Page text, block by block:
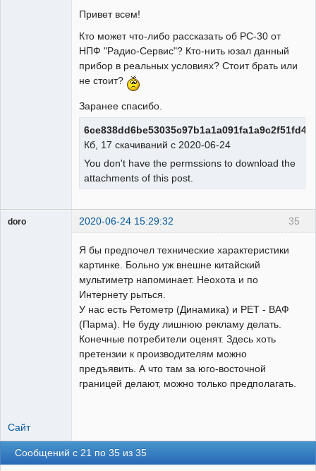
Привет всем!
Кто может что-либо рассказать об РС-30 от
НПФ "Радио-Сервис"? Кто-нить юзал данный
прибор в реальных условиях? Стоит брать или
не стоит?
Заранее спасибо.
Кб, 17 скачиваний с 2020-06-24
You don't have the permssions to download the
attachments of this post.
35
doro 2020-06-24 15:29:32
Я бы предпочел технические характеристики
картинке. Больно уж внешне китайский
мультиметр напоминает. Неохота и по
Интернету рыться.
У нас есть Ретометр (Динамика) и РЕТ - ВАФ
(Парма). Не буду лишнюю рекламу делать.
Конечные потребители оценят. Здесь хоть
претензии к производителям можно
предъявить. А что там за юго-восточной
границей делают, можно только предполагать.
Сайт
Сообщений с 21 по 35 из 35